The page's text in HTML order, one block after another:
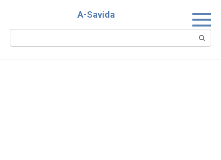
A-Savida
Search: